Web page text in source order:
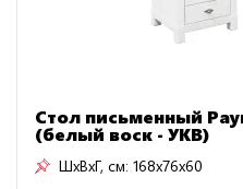
Стол письменный
(белый воск - УКВ)
ШxВxГ, см: 168x76x60